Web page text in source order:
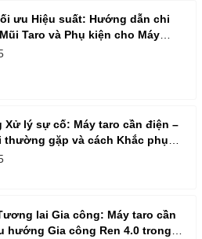
ưu Hiệu suất: Hướng dẫn chi
Taro và Phụ kiện cho Máy
Xử lý sự cố: Máy taro cần điện –
thường gặp và cách Khắc phục
quả
lai Gia công: Máy taro cần
hướng Gia công Ren 4.0 trong